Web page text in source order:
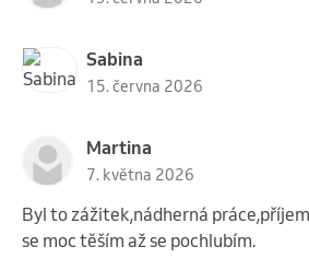
Sabina
15. června 2026
Martina
7. května 2026
Byl to zážitek,nádherná
se moc těším až se pochlubím.